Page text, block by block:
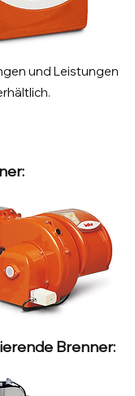
und Leistungen
Brenner: